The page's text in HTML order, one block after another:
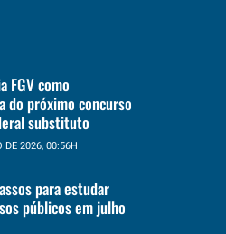
FGV como
do próximo concurso
substituto
DE 2026, 00:56H
para estudar
públicos em julho